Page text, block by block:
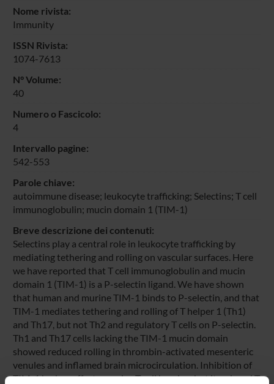
Nome rivista:
Immunity
ISSN Rivista:
1074-7613
N° Volume:
40
Numero o Fascicolo:
4
Intervallo pagine:
542-553
Parole chiave:
autoimmune disease; leukocyte trafficking; Selectins; T cell
immunoglobulin; mucin domain 1 (TIM-1)
Breve descrizione dei contenuti:
Selectins play a central role in leukocyte trafficking by
mediating tethering and rolling on vascular surfaces. Here
we have reported that T cell immunoglobulin and mucin
domain 1 (TIM-1) is a P-selectin ligand. We have shown
that human and murine TIM-1 binds to P-selectin, and that
TIM-1 mediates tethering and rolling of T helper 1 (Th1)
and Th17, but not Th2 and regulatory T cells on P-selectin.
Th1 and Th17 cells lacking the TIM-1 mucin domain
showed reduced rolling in thrombin-activated mesenteric
venules and inflamed brain microcirculation. Inhibition of
TIM-1 had no effect on naive T cell homing, but it reduced T